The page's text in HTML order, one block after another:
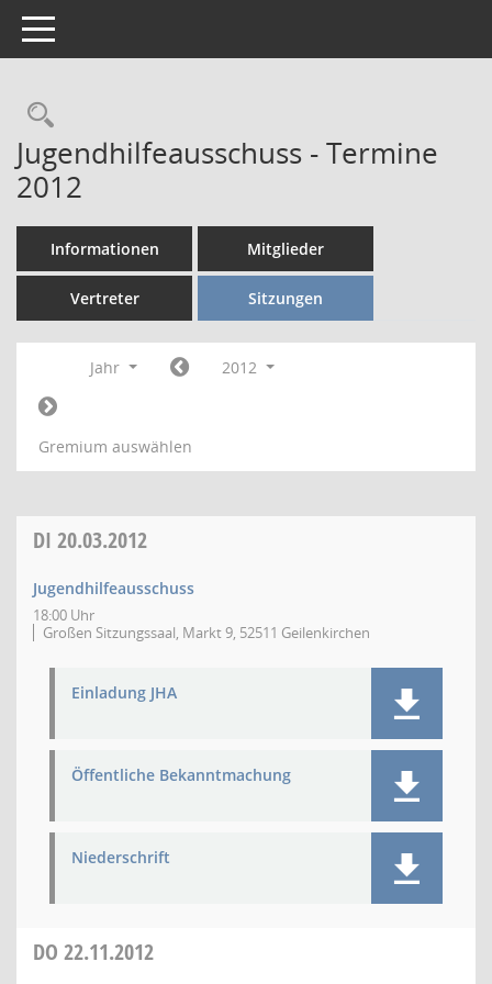
Toggle navigation
Rechercheauswahl
Jugendhilfeausschuss - Termine
2012
Informationen Mitglieder
Vertreter Sitzungen
Jahr 2012
Gremium auswählen
DI 20.03.2012
Jugendhilfeausschuss
18:00 Uhr
Großen Sitzungssaal, Markt 9, 52511 Geilenkirchen
Einladung JHA
Öffentliche Bekanntmachung
Niederschrift
DO 22.11.2012